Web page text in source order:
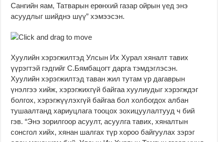
Сангийн яам, Татварын ерөнхий газар ойрын үед энэ
асуудлыг шийднэ шүү” хэмээсэн.
Хуулийн хэрэгжилтэд Улсын Их Хурал хяналт тавих
үүрэгтэй гэдгийг С.Бямбацогт дарга тэмдэглэсэн.
Хуулийн хэрэгжилтэд таван жил тутам үр дагаврын
үнэлгээ хийж, хэрэгжихгүй байгаа хуулиудыг хэрэгждэг
болгох, хэрэгжүүлэхгүй байгаа бол холбогдох албан
тушаалтанд хариуцлага тооцох зохицуулалтууд ч бий
гэв. “Энэ зорилгоор асуулт, асуулга тавих, хяналтын
сонсгол хийх, хянан шалгах түр хороо байгуулах зэрэг